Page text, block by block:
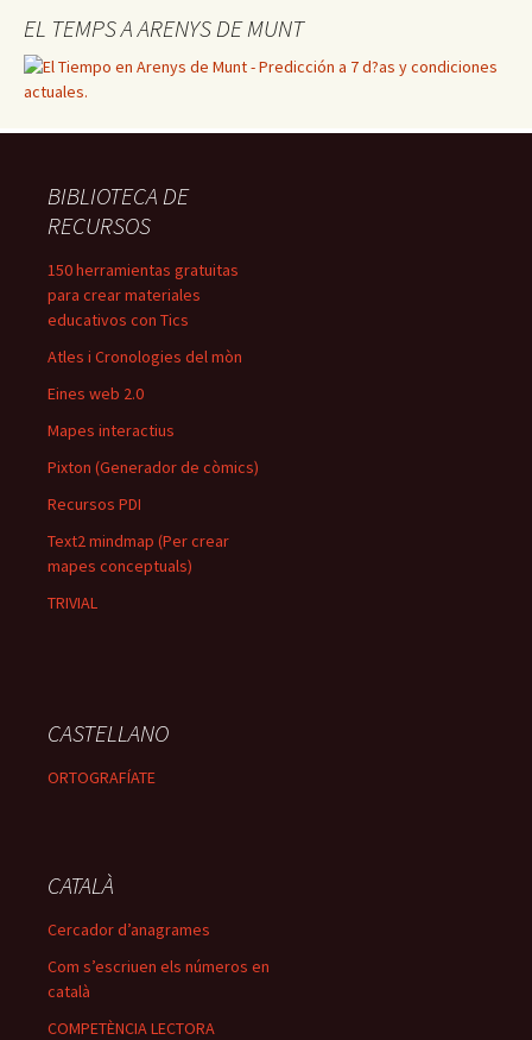
EL TEMPS A ARENYS DE MUNT
BIBLIOTECA DE
RECURSOS
150 herramientas gratuitas
para crear materiales
educativos con Tics
Atles i Cronologies del mòn
Eines web 2.0
Mapes interactius
Pixton (Generador de còmics)
Recursos PDI
Text2 mindmap (Per crear
mapes conceptuals)
TRIVIAL
CASTELLANO
ORTOGRAFÍATE
CATALÀ
Cercador d’anagrames
Com s’escriuen els números en
català
COMPETÈNCIA LECTORA